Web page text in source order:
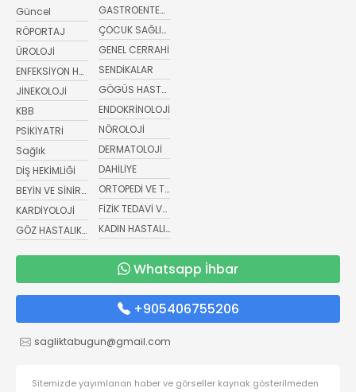
Güncel
RÖPORTAJ
ÜROLOJİ
ENFEKSİYON HASTALIKLARI
JİNEKOLOJİ
KBB
PSİKİYATRİ
Sağlık
DİŞ HEKİMLİĞİ
BEYİN VE SİNİR CERRAHİSİ
KARDİYOLOJİ
GÖZ HASTALIKLARI
GASTROENTEROLOJİ
ÇOCUK SAĞLIĞI VE HASTALIKLARI
GENEL CERRAHİ
SENDİKALAR
GÖGÜS HASTALIKLARI
ENDOKRİNOLOJİ
NÖROLOJİ
DERMATOLOJİ
DAHİLİYE
ORTOPEDİ VE TRAVMATOLOJİ
FİZİK TEDAVİ VE REHABİLİTASYON
KADIN HASTALIKLARI VE DOĞUM
Whatsapp İhbar
+905406755206
sagliktabugun@gmail.com
Sitemizde yayımlanan haber ve görseller kaynak gösterilmeden